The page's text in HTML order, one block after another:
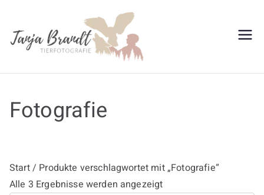
springen
Fotografie
Start/ Produkte verschlagwortet mit „Fotografie“
Alle 3 Ergebnisse werden angezeigt